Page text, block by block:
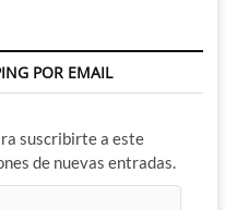
POR EMAIL
suscribirte a este
de nuevas entradas.